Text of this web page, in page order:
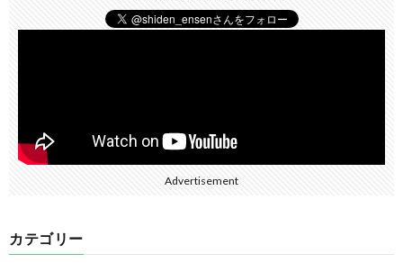
Advertisement
カテゴリー